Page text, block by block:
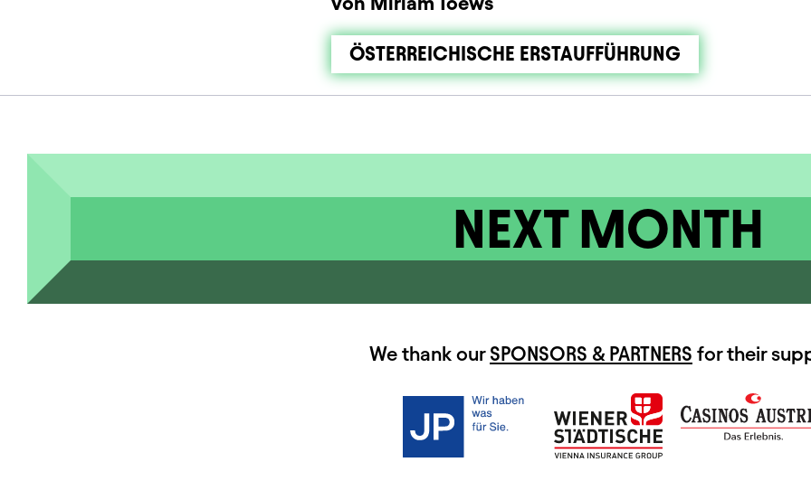
ÖSTERREICHISCHE ERSTAUFFÜHRUNG
NEXT MONTH
We thank our SPONSORS & PARTNERS for their